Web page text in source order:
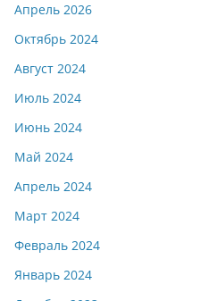
Апрель 2026
Октябрь 2024
Август 2024
Июль 2024
Июнь 2024
Май 2024
Апрель 2024
Март 2024
Февраль 2024
Январь 2024